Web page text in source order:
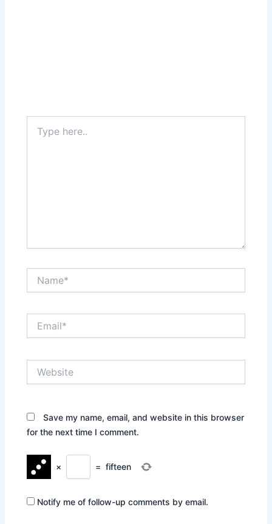
here..
Save my name, email, and website in this browser
for the next time I comment.
× = fifteen
Notify me of follow-up comments by email.